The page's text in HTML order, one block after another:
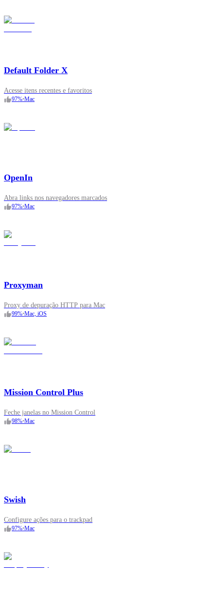
Default Folder X
Acesse itens recentes e favoritos
97%•Mac
OpenIn
Abra links nos navegadores marcados
97%•Mac
Proxyman
Proxy de depuração HTTP para Mac
99%•Mac, iOS
Mission Control Plus
Feche janelas no Mission Control
98%•Mac
Swish
Configure ações para o trackpad
97%•Mac